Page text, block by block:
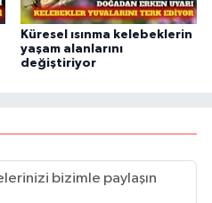
Küresel ısınma kelebeklerin
yaşam alanlarını
değiştiriyor